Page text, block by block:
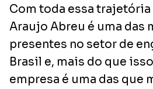
Com toda essa trajetória
Araujo Abreu é uma das
presentes no setor de
Brasil e, mais do que
empresa é uma das que